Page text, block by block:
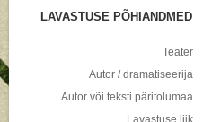
LAVASTUSE PÕHIANDMED
Teater
Autor / dramatiseerija
Autor või teksti päritolumaa
Lavastuse liik